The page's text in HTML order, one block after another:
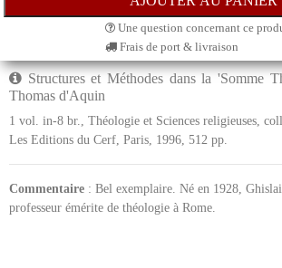
Une question concernant ce
Frais de port & livraison
Structures et Méthodes dans la 'Somme
Thomas d'Aquin
1 vol. in-8 br., Théologie et Sciences religieuses,
Les Editions du Cerf, Paris, 1996, 512 pp.
Commentaire : Bel exemplaire. Né en 1928,
professeur émérite de théologie à Rome.